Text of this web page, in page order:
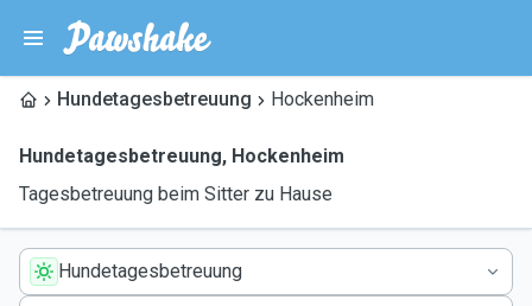
Hundetagesbetreuung Hockenheim
Hundetagesbetreuung, Hockenheim
Tagesbetreuung beim Sitter zu Hause
Hundetagesbetreuung